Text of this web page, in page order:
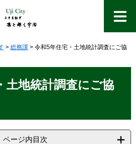
> 総務課 > 令和5年住宅・土地統計調査にご協
土地統計調査にご協
ページ内目次